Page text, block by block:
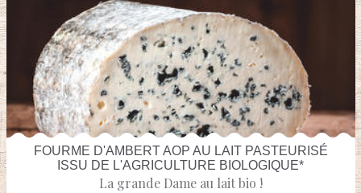
FOURME D'AMBERT AOP AU LAIT PASTEURISÉ
ISSU DE L'AGRICULTURE BIOLOGIQUE*
La grande Dame au lait bio !